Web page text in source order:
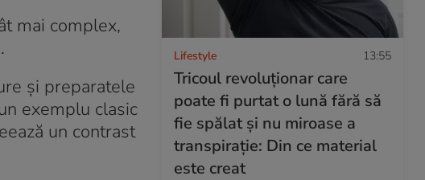
mai complex,
și preparatele
exemplu clasic
un contrast
Lifestyle 13:55
Tricoul revoluționar care
poate fi purtat o lună fără să
fie spălat și nu miroase a
transpirație: Din ce material
este creat